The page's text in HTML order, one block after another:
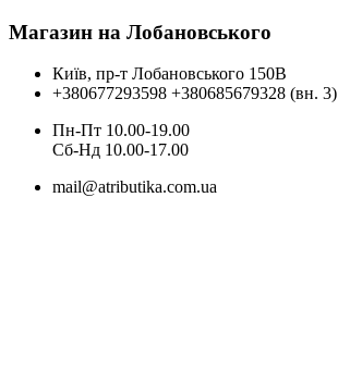
Магазин на Лобановського
Київ, пр-т Лобановського 150В
+380677293598 +380685679328 (вн. 3)
Пн-Пт 10.00-19.00
Cб-Нд 10.00-17.00
mail@atributika.com.ua